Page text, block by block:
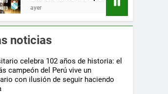
ayer
noticias
celebra 102 años de historia: el
campeón del Perú vive un
con ilusión de seguir haciendo